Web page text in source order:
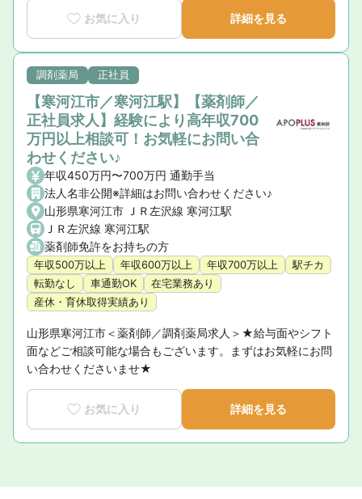
お気に入り 詳細を見る
調剤薬局 正社員
【寒河江市／寒河江駅】【薬剤師／
正社員求人】経験により高年収700
万円以上相談可！お気軽にお問い合
わせください♪
年収450万円〜700万円 通勤手当
法人名非公開※詳細はお問い合わせください♪
山形県寒河江市 ＪＲ左沢線 寒河江駅
ＪＲ左沢線 寒河江駅
薬剤師免許をお持ちの方
年収500万以上 年収600万以上 年収700万以上
駅チカ
転勤なし
車通勤OK
在宅業務あり
産休・育休取得実績あり
山形県寒河江市＜薬剤師／調剤薬局求人＞★給与面やシフト
面などご相談可能な場合もございます。まずはお気軽にお問
い合わせくださいませ★
お気に入り 詳細を見る